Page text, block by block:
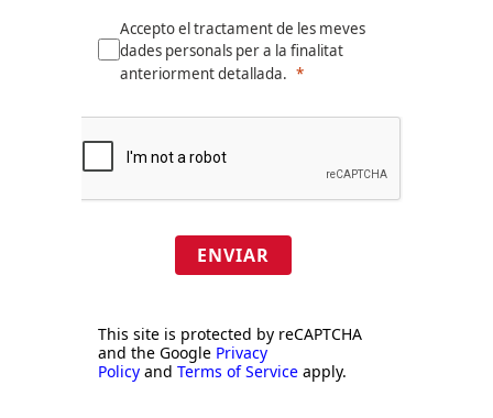
Accepto el tractament de les meves
dades personals per a la finalitat
anteriorment detallada.
ENVIAR
This site is protected by reCAPTCHA
and the Google Privacy
Policy and Terms of Service apply.